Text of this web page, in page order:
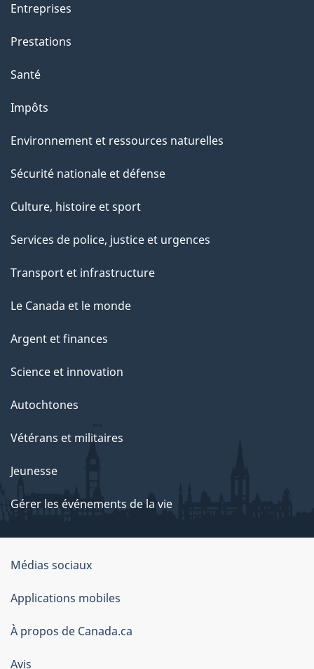
Entreprises
Prestations
Santé
Impôts
Environnement et ressources naturelles
Sécurité nationale et défense
Culture, histoire et sport
Services de police, justice et urgences
Transport et infrastructure
Le Canada et le monde
Argent et finances
Science et innovation
Autochtones
Vétérans et militaires
Jeunesse
Gérer les événements de la vie
Organisation
du
gouvernement
du
Canada
Médias sociaux
Applications mobiles
À propos de Canada.ca
Avis